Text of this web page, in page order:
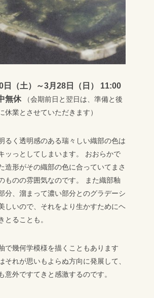
日（土）～3月28日（日） 11:00
無休（会期前日と翌日は、準備と後
休業とさせていただきます）
るく透明感のある瑞々しい織部の色は
ッっとしてしまいます。
おおらかで
造形がその織部の色に合っていてまさ
ものの雰囲気なのです。
また織部釉
分、溜まって濃い部分とのグラデーシ
しいので、それをより生かすためにヘ
とることも。
で幾何学模様を描くこともあります
それが思いもよらぬ方向に発展して、
意外ですてきと感激するのです。